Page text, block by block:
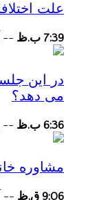
علت
7:39 ب.ظ --
در این
می دهد؟
6:36 ب.ظ --
مشاوره
9:06 ق.ظ --